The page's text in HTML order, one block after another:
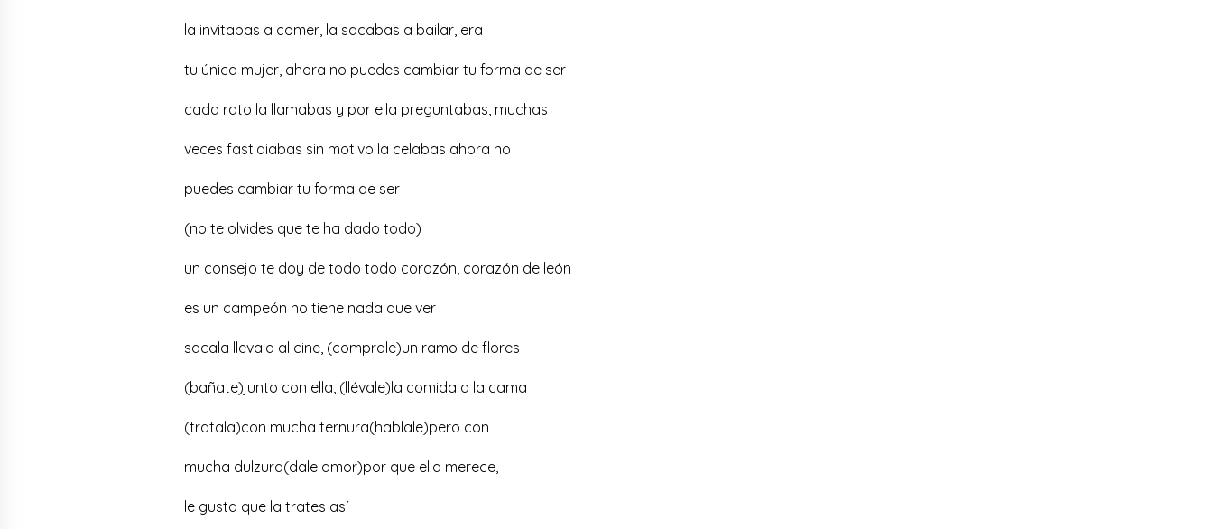
la invitabas a comer, la sacabas a bailar, era
tu única mujer, ahora no puedes cambiar tu forma de ser
cada rato la llamabas y por ella preguntabas, muchas
veces fastidiabas sin motivo la celabas ahora no
puedes cambiar tu forma de ser
(no te olvides que te ha dado todo)
un consejo te doy de todo todo corazón, corazón de león
es un campeón no tiene nada que ver
sacala llevala al cine, (comprale)un ramo de flores
(bañate)junto con ella, (llévale)la comida a la cama
(tratala)con mucha ternura(hablale)pero con
mucha dulzura(dale amor)por que ella merece,
le gusta que la trates así